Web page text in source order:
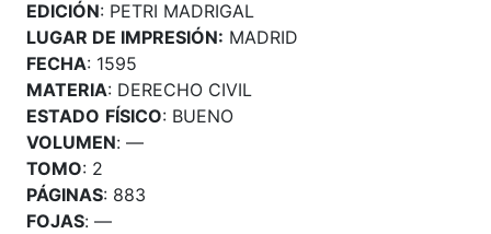
EDICIÓN: PETRI MADRIGAL
LUGAR DE IMPRESIÓN: MADRID
FECHA: 1595
MATERIA: DERECHO CIVIL
ESTADO FÍSICO: BUENO
VOLUMEN: —
TOMO: 2
PÁGINAS: 883
FOJAS: —